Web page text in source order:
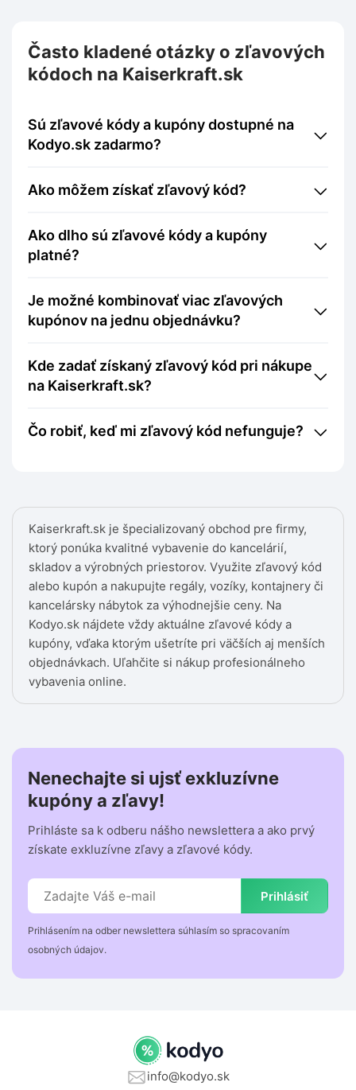
Kaiserkraft.sk je špecializovaný obchod pre firmy,
ktorý ponúka kvalitné vybavenie do kancelárií,
skladov a výrobných priestorov. Využite zľavový kód
alebo kupón a nakupujte regály, vozíky, kontajnery či
kancelársky nábytok za výhodnejšie ceny. Na
Kodyo.sk nájdete vždy aktuálne zľavové kódy a
kupóny, vďaka ktorým ušetríte pri väčších aj menších
objednávkach. Uľahčite si nákup profesionálneho
vybavenia online.
Často kladené otázky o zľavových
kódoch na Kaiserkraft.sk
Sú zľavové kódy a kupóny dostupné na
Kodyo.sk zadarmo?
Ako môžem získať zľavový kód?
Ako dlho sú zľavové kódy a kupóny
platné?
Je možné kombinovať viac zľavových
kupónov na jednu objednávku?
Kde zadať získaný zľavový kód pri nákupe
na Kaiserkraft.sk?
Čo robiť, keď mi zľavový kód nefunguje?
Nenechajte si ujsť exkluzívne
kupóny a zľavy!
Prihláste sa k odberu nášho newslettera a ako prvý
získate exkluzívne zľavy a zľavové kódy.
Prihlásiť
Prihlásením na odber newslettera súhlasím so spracovaním
osobných údajov.
info@kodyo.sk